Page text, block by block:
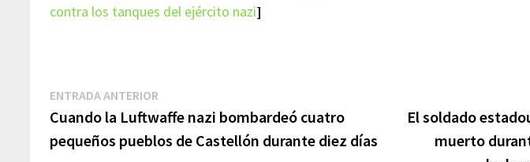
contra los tanques del ejército nazi]
Navegación
de
ENTRADA ANTERIOR
anterior:
Cuando la Luftwaffe nazi bombardeó cuatro
pequeños pueblos de Castellón durante diez días
El soldado
muerto